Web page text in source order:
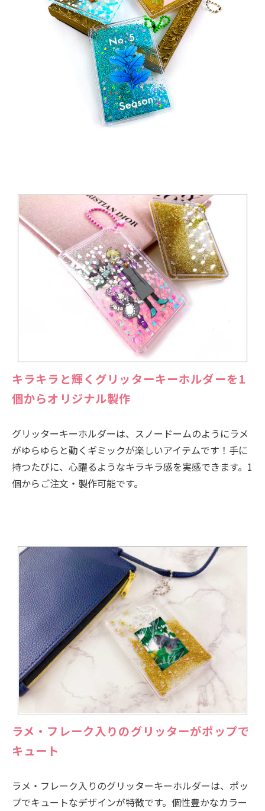
キラキラと輝くグリッターキーホルダーを1
個からオリジナル製作
グリッターキーホルダーは、スノードームのようにラメ
がゆらゆらと動くギミックが楽しいアイテムです！手に
持つたびに、心躍るようなキラキラ感を実感できます。1
個からご注文・製作可能です。
ラメ・フレーク入りのグリッターがポップで
キュート
ラメ・フレーク入りのグリッターキーホルダーは、ポッ
プでキュートなデザインが特徴です。個性豊かなカラー